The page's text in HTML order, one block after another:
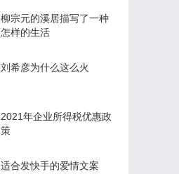
柳宗元的溪居描写了一种
怎样的生活
刘希彦为什么这么火
2021年企业所得税优惠政
策
适合发快手的爱情文案